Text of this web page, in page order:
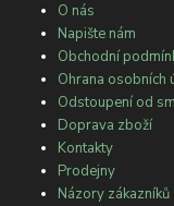
O nás
Napište nám
Obchodní
Ohrana osobních
Odstoupení od
Doprava zboží
Kontakty
Prodejny
Názory zákazníků